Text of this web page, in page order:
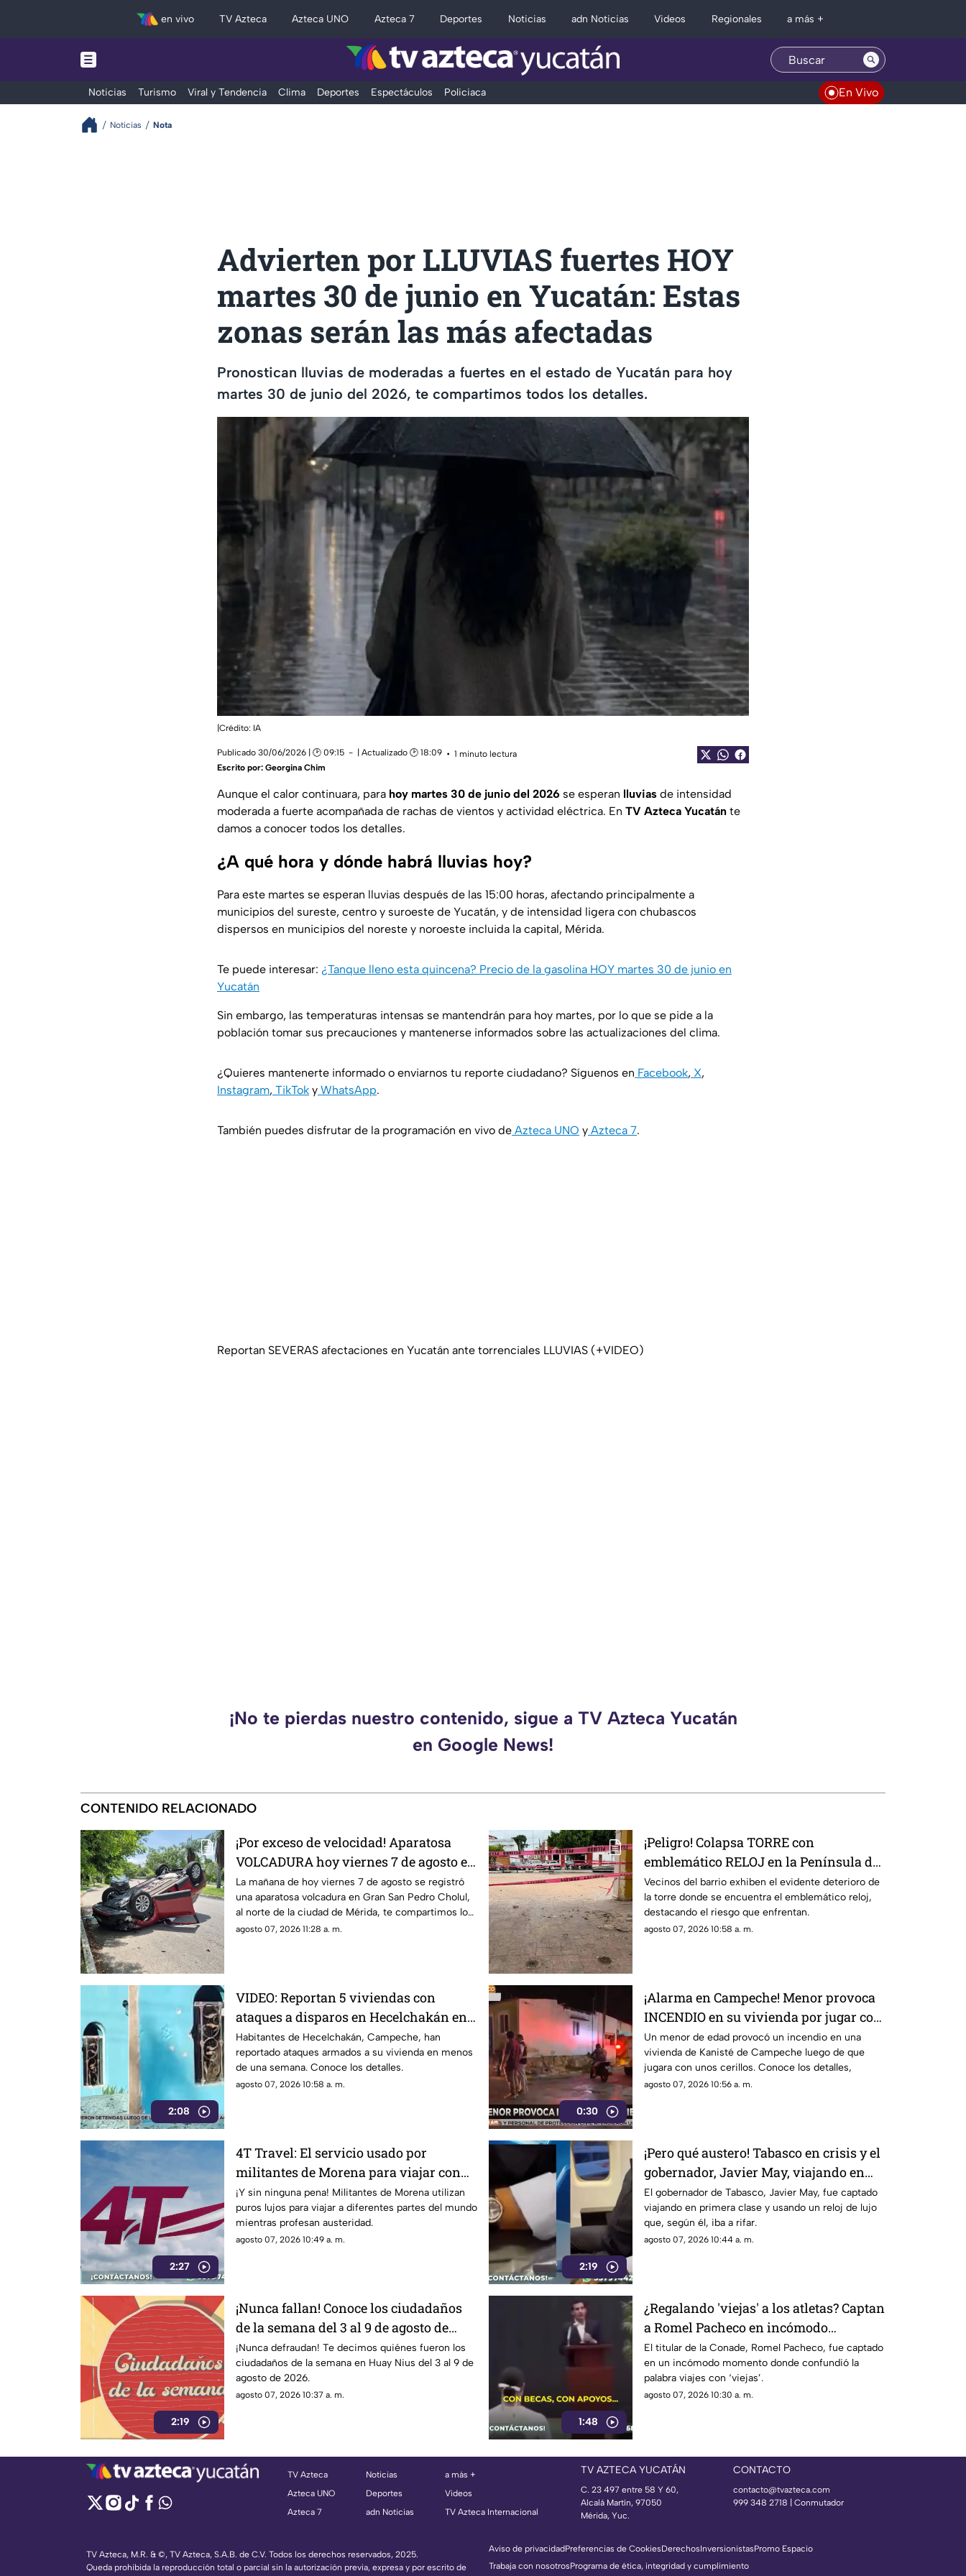
en vivo TV Azteca Azteca UNO Azteca 7 Deportes Noticias adn Noticias Videos Regionales a más +
Noticias Turismo Viral y Tendencia Clima Deportes Espectáculos Policiaca En Vivo
Noticias Nota
Advierten por LLUVIAS fuertes HOY
martes 30 de junio en Yucatán: Estas
zonas serán las más afectadas
Pronostican lluvias de moderadas a fuertes en el estado de Yucatán para hoy
martes 30 de junio del 2026, te compartimos todos los detalles.
|Crédito: IA
Publicado 30/06/2026 | 🕑 09:15 | Actualizado 🕑 18:09
1 minuto lectura
Escrito por: Georgina Chim
Aunque el calor continuara, para hoy martes 30 de junio del 2026 se esperan lluvias de intensidad
moderada a fuerte acompañada de rachas de vientos y actividad eléctrica. En TV Azteca Yucatán te
damos a conocer todos los detalles.
¿A qué hora y dónde habrá lluvias hoy?
Para este martes se esperan lluvias después de las 15:00 horas, afectando principalmente a
municipios del sureste, centro y suroeste de Yucatán, y de intensidad ligera con chubascos
dispersos en municipios del noreste y noroeste incluida la capital, Mérida.
Te puede interesar: ¿Tanque lleno esta quincena? Precio de la gasolina HOY martes 30 de junio en
Yucatán
Sin embargo, las temperaturas intensas se mantendrán para hoy martes, por lo que se pide a la
población tomar sus precauciones y mantenerse informados sobre las actualizaciones del clima.
¿Quieres mantenerte informado o enviarnos tu reporte ciudadano? Síguenos en Facebook, X,
Instagram, TikTok y WhatsApp.
También puedes disfrutar de la programación en vivo de Azteca UNO y Azteca 7.
Reportan SEVERAS afectaciones en Yucatán ante torrenciales LLUVIAS (+VIDEO)
¡No te pierdas nuestro contenido, sigue a TV Azteca Yucatán
en Google News!
CONTENIDO RELACIONADO
¡Por exceso de velocidad! Aparatosa
VOLCADURA hoy viernes 7 de agosto en
San Pedro Cholul; ¿Hay heridos?
La mañana de hoy viernes 7 de agosto se registró
una aparatosa volcadura en Gran San Pedro Cholul,
al norte de la ciudad de Mérida, te compartimos lo
que se sabe.
agosto 07, 2026 11:28 a. m.
¡Peligro! Colapsa TORRE con
emblemático RELOJ en la Península de
Yucatán; enciende las alarmas
Vecinos del barrio exhiben el evidente deterioro de
la torre donde se encuentra el emblemático reloj,
destacando el riesgo que enfrentan.
agosto 07, 2026 10:58 a. m.
2:08
VIDEO: Reportan 5 viviendas con
ataques a disparos en Hecelchakán en
menos de una semana
Habitantes de Hecelchakán, Campeche, han
reportado ataques armados a su vivienda en menos
de una semana. Conoce los detalles.
agosto 07, 2026 10:58 a. m.
0:30
¡Alarma en Campeche! Menor provoca
INCENDIO en su vivienda por jugar con
cerillos (+Video)
Un menor de edad provocó un incendio en una
vivienda de Kanisté de Campeche luego de que
jugara con unos cerillos. Conoce los detalles,
agosto 07, 2026 10:56 a. m.
2:27
4T Travel: El servicio usado por
militantes de Morena para viajar con
lujos
¡Y sin ninguna pena! Militantes de Morena utilizan
puros lujos para viajar a diferentes partes del mundo
mientras profesan austeridad.
agosto 07, 2026 10:49 a. m.
2:19
¡Pero qué austero! Tabasco en crisis y el
gobernador, Javier May, viajando en
primera clase
El gobernador de Tabasco, Javier May, fue captado
viajando en primera clase y usando un reloj de lujo
que, según él, iba a rifar.
agosto 07, 2026 10:44 a. m.
2:19
¡Nunca fallan! Conoce los ciudadaños
de la semana del 3 al 9 de agosto de
2026 en Huay Nius
¡Nunca defraudan! Te decimos quiénes fueron los
ciudadaños de la semana en Huay Nius del 3 al 9 de
agosto de 2026.
agosto 07, 2026 10:37 a. m.
1:48
¿Regalando 'viejas' a los atletas? Captan
a Romel Pacheco en incómodo
momento (+Video)
El titular de la Conade, Romel Pacheco, fue captado
en un incómodo momento donde confundió la
palabra viajes con ‘viejas’.
agosto 07, 2026 10:30 a. m.
TV Azteca
Azteca UNO
Azteca 7
Noticias
Deportes
adn Noticias
a más +
Videos
TV Azteca Internacional
TV AZTECA YUCATÁN
C. 23 497 entre 58 Y 60,
Alcalá Martín, 97050
Mérida, Yuc.
CONTACTO
contacto@tvazteca.com
999 348 2718 | Conmutador
TV Azteca, M.R. & ©, TV Azteca, S.A.B. de C.V. Todos los derechos reservados, 2025.
Queda prohibida la reproducción total o parcial sin la autorización previa, expresa y por escrito de
Aviso de privacidadPreferencias de CookiesDerechosInversionistasPromo Espacio
Trabaja con nosotrosPrograma de ética, integridad y cumplimiento